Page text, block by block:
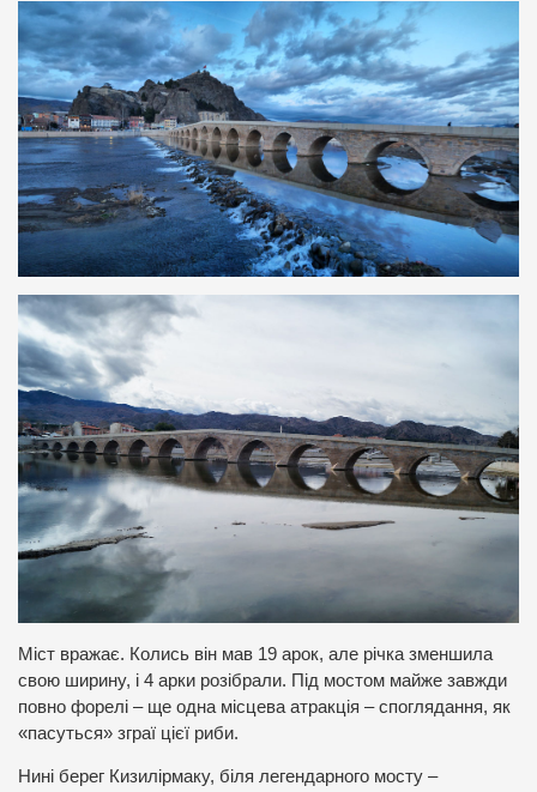
Міст вражає. Колись він мав 19 арок, але річка зменшила
свою ширину, і 4 арки розібрали. Під мостом майже завжди
повно форелі – ще одна місцева атракція – споглядання, як
«пасуться» зграї цієї риби.
Нині берег Кизилірмаку, біля легендарного мосту –